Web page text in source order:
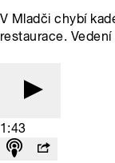
V Mladči chybí
restaurace.
1:43